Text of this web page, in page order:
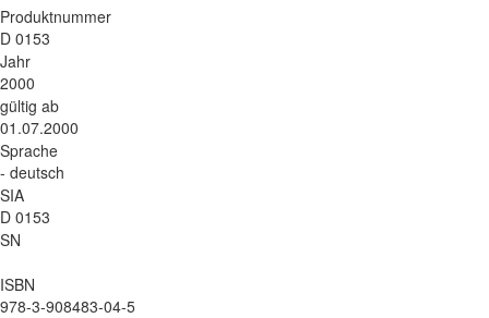
Produktnummer
D 0153
Jahr
2000
gültig ab
01.07.2000
Sprache
- deutsch
SIA
D 0153
SN
ISBN
978-3-908483-04-5